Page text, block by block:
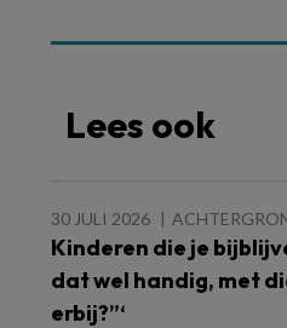
Lees ook
30 JULI 2026
Kinderen die je
dat wel handig, met
erbij?”‘